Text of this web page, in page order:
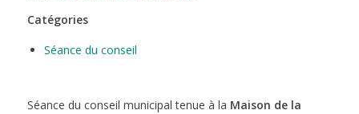
Catégories
Séance du conseil
Séance du conseil municipal tenue à la Maison de la